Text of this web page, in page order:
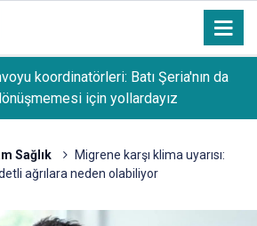
koordinatörleri: Batı Şeria'nın da
için yollardayız
Sağlık
Migrene karşı klima uyarısı:
ağrılara neden olabiliyor